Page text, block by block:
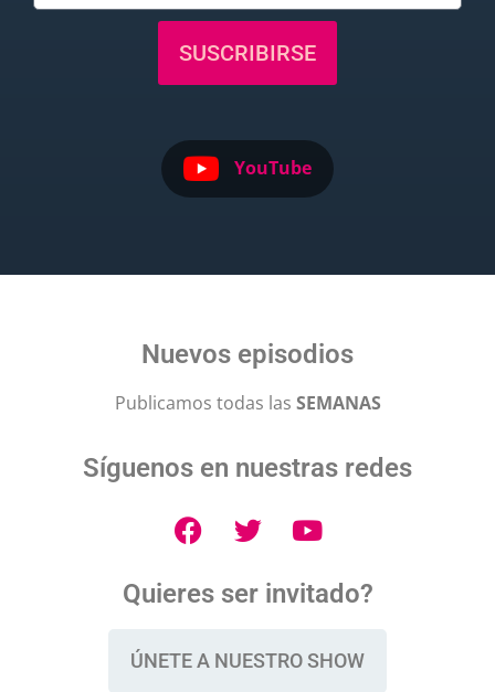
SUSCRIBIRSE
YouTube
Nuevos episodios
Publicamos todas las SEMANAS
Síguenos en nuestras redes
Quieres ser invitado?
ÚNETE A NUESTRO SHOW